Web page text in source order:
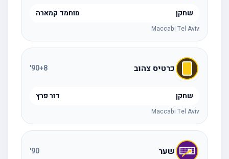
שחקן מוחמד קמארה
Maccabi Tel Aviv
כרטיס צהוב 90+8
'
שחקן דור פרץ
Maccabi Tel Aviv
שער 90
'